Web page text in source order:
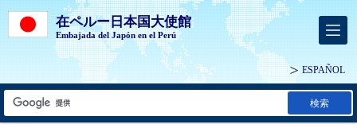
在ペルー日本国大使館
Embajada del Japón en el Perú
ESPAÑOL
検索